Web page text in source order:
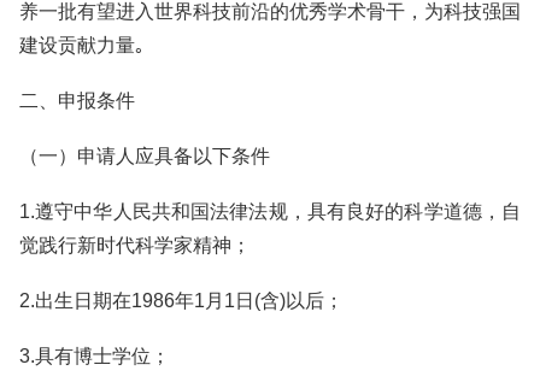
养一批有望进入世界科技前沿的优秀学术骨干，为科技强国
建设贡献力量｡
二、申报条件
（一）申请人应具备以下条件
1.遵守中华人民共和国法律法规，具有良好的科学道德，自
觉践行新时代科学家精神；
2.出生日期在1986年1月1日(含)以后；
3.具有博士学位；